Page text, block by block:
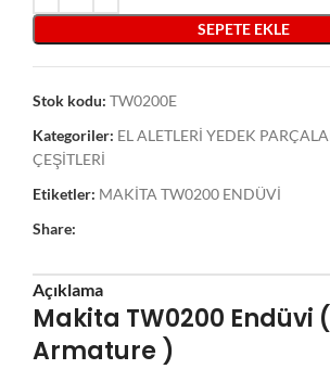
SEPETE EKLE
Stok kodu: TW0200E
Kategoriler: EL ALETLERİ YEDEK
ÇEŞİTLERİ
Etiketler: MAKİTA TW0200 ENDÜVİ
Share:
Açıklama
Makita TW0200 Endüvi
Armature )